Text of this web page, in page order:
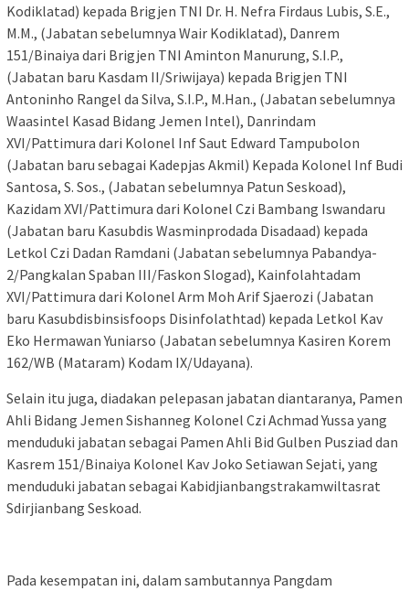
Kodiklatad) kepada Brigjen TNI Dr. H. Nefra Firdaus Lubis, S.E.,
M.M., (Jabatan sebelumnya Wair Kodiklatad), Danrem
151/Binaiya dari Brigjen TNI Aminton Manurung, S.I.P.,
(Jabatan baru Kasdam II/Sriwijaya) kepada Brigjen TNI
Antoninho Rangel da Silva, S.I.P., M.Han., (Jabatan sebelumnya
Waasintel Kasad Bidang Jemen Intel), Danrindam
XVI/Pattimura dari Kolonel Inf Saut Edward Tampubolon
(Jabatan baru sebagai Kadepjas Akmil) Kepada Kolonel Inf Budi
Santosa, S. Sos., (Jabatan sebelumnya Patun Seskoad),
Kazidam XVI/Pattimura dari Kolonel Czi Bambang Iswandaru
(Jabatan baru Kasubdis Wasminprodada Disadaad) kepada
Letkol Czi Dadan Ramdani (Jabatan sebelumnya Pabandya-
2/Pangkalan Spaban III/Faskon Slogad), Kainfolahtadam
XVI/Pattimura dari Kolonel Arm Moh Arif Sjaerozi (Jabatan
baru Kasubdisbinsisfoops Disinfolathtad) kepada Letkol Kav
Eko Hermawan Yuniarso (Jabatan sebelumnya Kasiren Korem
162/WB (Mataram) Kodam IX/Udayana).
Selain itu juga, diadakan pelepasan jabatan diantaranya, Pamen
Ahli Bidang Jemen Sishanneg Kolonel Czi Achmad Yussa yang
menduduki jabatan sebagai Pamen Ahli Bid Gulben Pusziad dan
Kasrem 151/Binaiya Kolonel Kav Joko Setiawan Sejati, yang
menduduki jabatan sebagai Kabidjianbangstrakamwiltasrat
Sdirjianbang Seskoad.
Pada kesempatan ini, dalam sambutannya Pangdam